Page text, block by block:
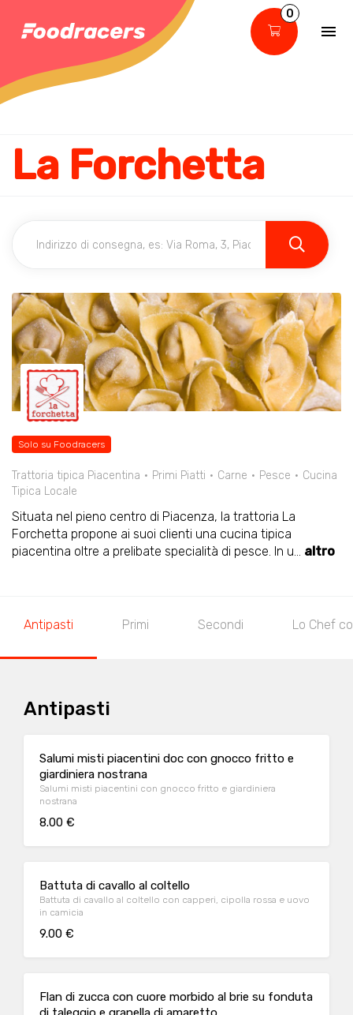
0
La Forchetta
Solo su Foodracers
Trattoria tipica Piacentina Primi Piatti Carne Pesce
Cucina
Tipica Locale
Situata nel pieno centro di Piacenza, la trattoria La
Forchetta propone ai suoi clienti una cucina tipica
piacentina oltre a prelibate specialità di pesce. In u... altro
Antipasti Primi Secondi Lo Chef
Antipasti
Salumi misti piacentini doc con gnocco fritto e
giardiniera nostrana
Salumi misti piacentini con gnocco fritto e giardiniera
nostrana
8.00 €
Battuta di cavallo al coltello
Battuta di cavallo al coltello con capperi, cipolla rossa e uovo
in camicia
9.00 €
Flan di zucca con cuore morbido al brie su fonduta